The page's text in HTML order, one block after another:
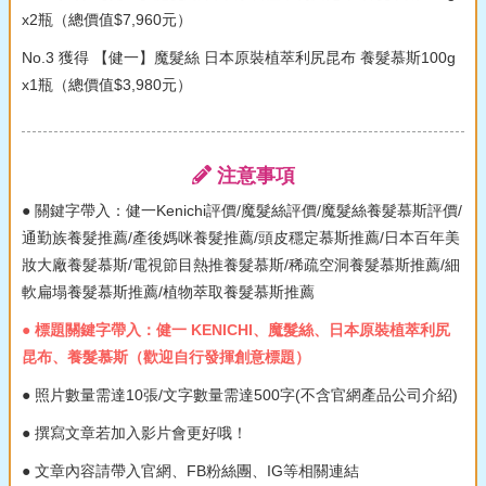
x2瓶（總價值$7,960元）
No.3 獲得 【健一】魔髮絲 日本原裝植萃利尻昆布 養髮慕斯100g
x1瓶（總價值$3,980元）
注意事項
● 關鍵字帶入：健一Kenichi評價/魔髮絲評價/魔髮絲養髮慕斯評價/
通勤族養髮推薦/產後媽咪養髮推薦/頭皮穩定慕斯推薦/日本百年美
妝大廠養髮慕斯/電視節目熱推養髮慕斯/稀疏空洞養髮慕斯推薦/細
軟扁塌養髮慕斯推薦/植物萃取養髮慕斯推薦
● 標題關鍵字帶入：健一 KENICHI、魔髮絲、日本原裝植萃利尻
昆布、養髮慕斯（歡迎自行發揮創意標題）
● 照片數量需達10張/文字數量需達500字(不含官網產品公司介紹)
● 撰寫文章若加入影片會更好哦！
● 文章內容請帶入官網、FB粉絲團、IG等相關連結